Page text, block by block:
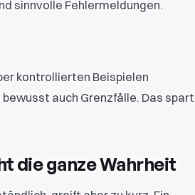
sinnvolle Fehlermeldungen.
kontrollierten Beispielen
auch Grenzfälle. Das spart
die ganze Wahrheit